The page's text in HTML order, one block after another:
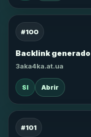
#100
Backlink
3aka4ka.at.ua
SI Abrir
#101